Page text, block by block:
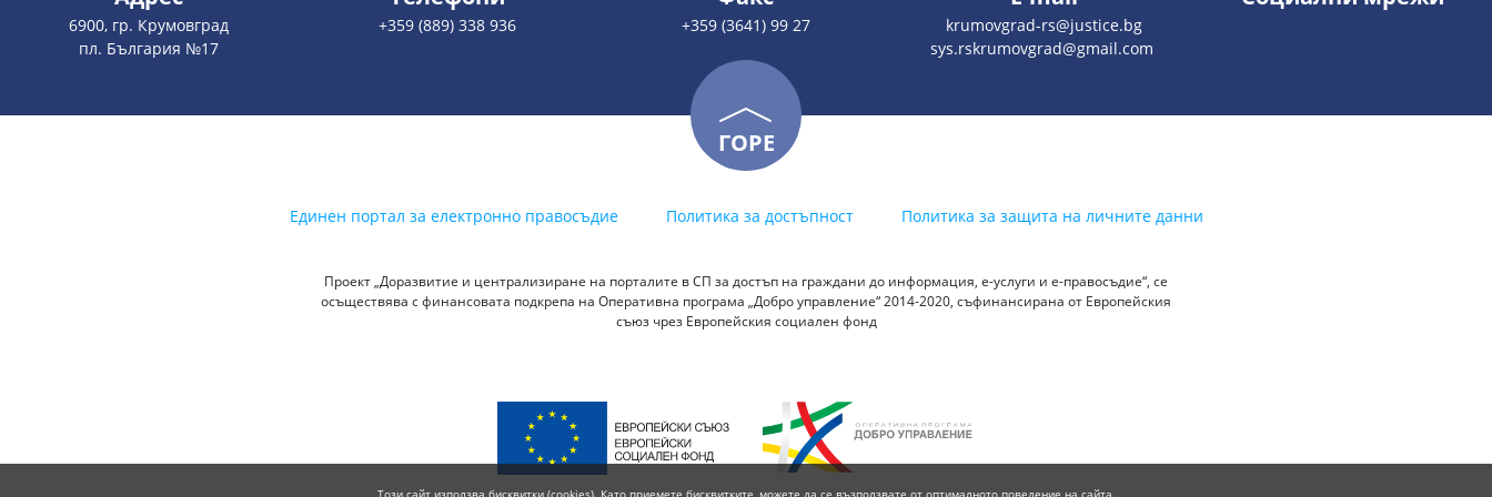
6900, гр. Крумовград
пл. България №17
+359 (889) 338 936 +359 (3641) 99 27
krumovgrad-rs@justice.bg
sys.rskrumovgrad@gmail.com
ГОРЕ
Единен портал за електронно правосъдие Политика за достъпност Политика за защита на личните данни
Проект „Доразвитие и централизиране на порталите в СП за достъп на граждани до информация, е-услуги и е-правосъдие“, се
осъществява с финансовата подкрепа на Оперативна програма „Добро управление“ 2014-2020, съфинансирана от Европейския
съюз чрез Европейския социален фонд
Този сайт използва бисквитки (cookies). Като приемете бисквитките, можете да се възползвате от оптималното поведение на сайта.